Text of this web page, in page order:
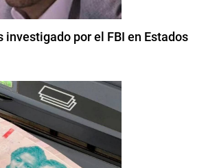
investigado por el FBI en Estados